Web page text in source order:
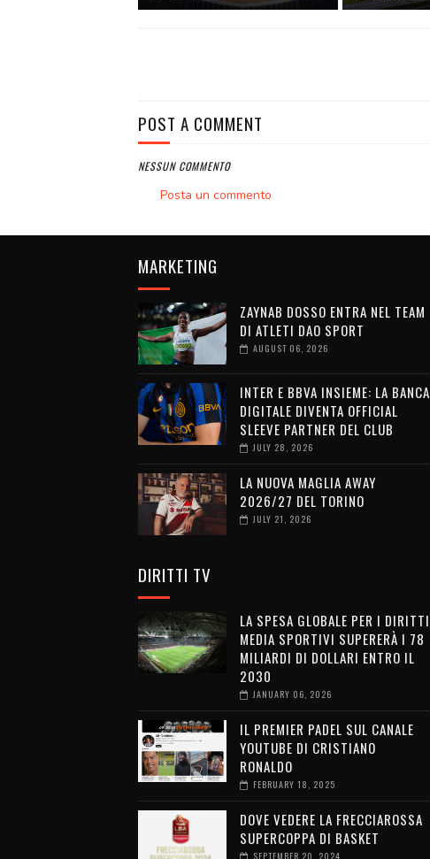
POST A COMMENT
NESSUN COMMENTO
Posta un commento
MARKETING
ZAYNAB DOSSO ENTRA NEL TEAM
DI ATLETI DAO SPORT
AUGUST 06, 2026
INTER E BBVA INSIEME: LA BANCA
DIGITALE DIVENTA OFFICIAL
SLEEVE PARTNER DEL CLUB
JULY 28, 2026
LA NUOVA MAGLIA AWAY
2026/27 DEL TORINO
JULY 21, 2026
DIRITTI TV
LA SPESA GLOBALE PER I DIRITTI
MEDIA SPORTIVI SUPERERÀ I 78
MILIARDI DI DOLLARI ENTRO IL
2030
JANUARY 06, 2026
IL PREMIER PADEL SUL CANALE
YOUTUBE DI CRISTIANO
RONALDO
FEBRUARY 18, 2025
DOVE VEDERE LA FRECCIAROSSA
SUPERCOPPA DI BASKET
SEPTEMBER 20, 2024